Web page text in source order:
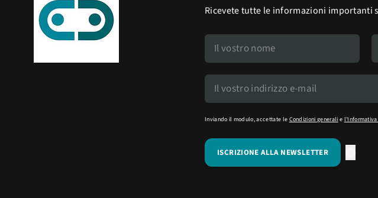
Ricevete tutte le informazioni importanti
Inviando il modulo, accettate le Condizioni generali e